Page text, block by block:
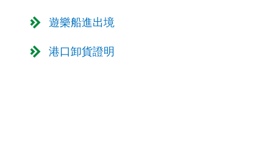
遊樂船進出境
港口卸貨證明